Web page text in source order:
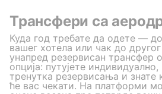
Трансфери са
Куда год требате да одете —
вашег хотела или чак до
унапред резервисан трансфер
опција: путујете
тренутка резервисања и знате
ће вас чекати. На платформи